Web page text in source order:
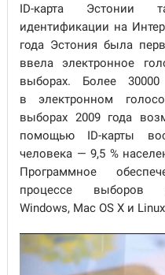
ID-карта Эстонии
идентификации на
года Эстония была
ввела электронное
выборах. Более
в электронном
выборах 2009 года
помощью ID-карты
человека — 9,5 %
Программное
процессе выборов
Windows, Mac OS X и